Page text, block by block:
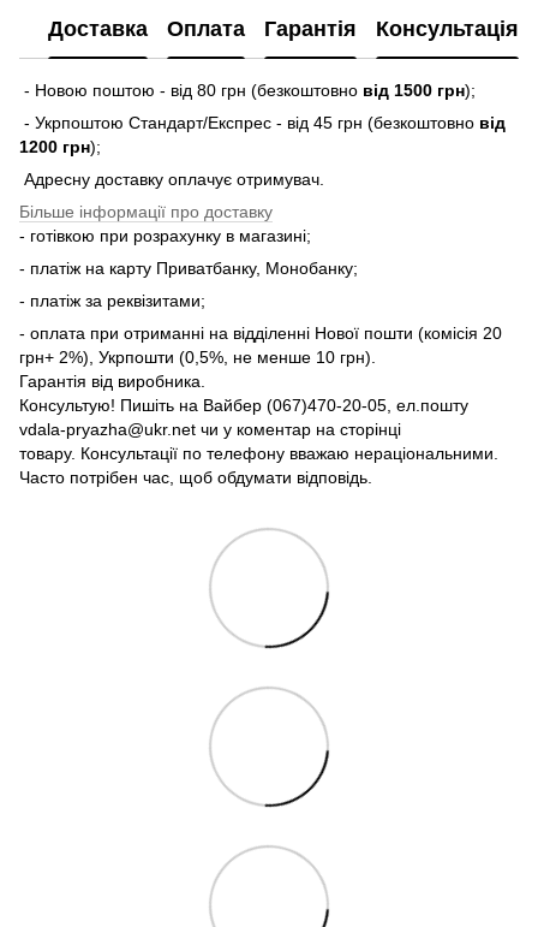
Доставка Оплата Гарантія Консультація
- Новою поштою - від 80 грн (безкоштовно від 1500 грн);
- Укрпоштою Стандарт/Експрес - від 45 грн (безкоштовно від
1200 грн);
Адресну доставку оплачує отримувач.
Більше інформації про доставку
- готівкою при розрахунку в магазині;
- платіж на карту Приватбанку, Монобанку;
- платіж за реквізитами;
- оплата при отриманні на відділенні Нової пошти (комісія 20
грн+ 2%), Укрпошти (0,5%, не менше 10 грн).
Гарантія від виробника.
Консультую! Пишіть на Вайбер (067)470-20-05, ел.пошту
vdala-pryazha@ukr.net чи у коментар на сторінці
товару. Консультації по телефону вважаю нераціональними.
Часто потрібен час, щоб обдумати відповідь.